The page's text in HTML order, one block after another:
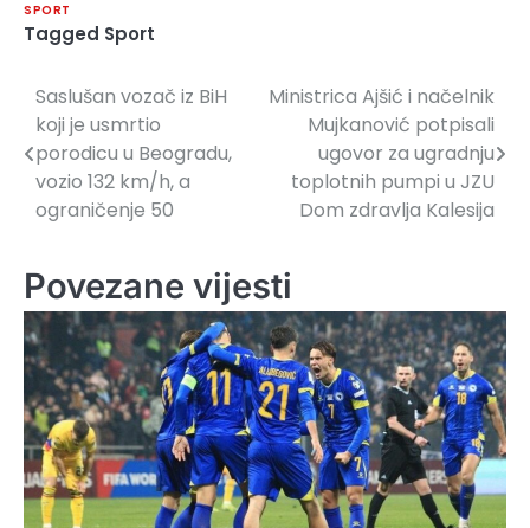
SPORT
Tagged Sport
Navigacija
članaka
Saslušan vozač iz BiH
koji je usmrtio
porodicu u Beogradu,
vozio 132 km/h, a
ograničenje 50
Ministrica Ajšić i načelnik
Mujkanović potpisali
ugovor za ugradnju
toplotnih pumpi u JZU
Dom zdravlja Kalesija
Povezane vijesti